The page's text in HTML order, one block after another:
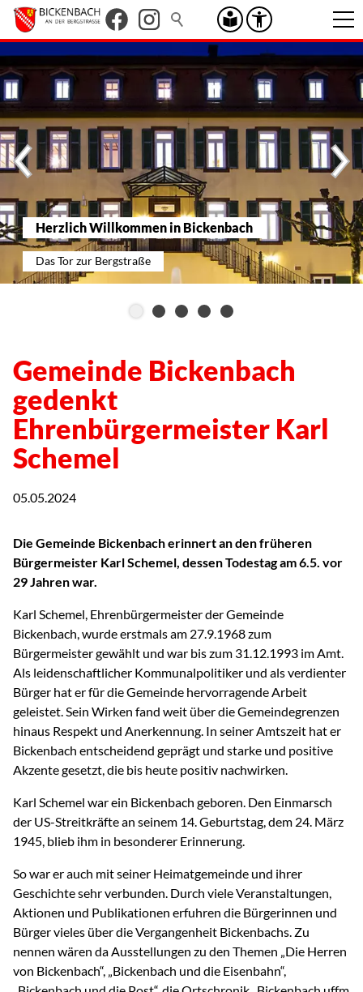
Herzlich Willkommen in Bickenbach
Das Tor zur Bergstraße
Gemeinde Bickenbach
gedenkt
Ehrenbürgermeister Karl
Schemel
05.05.2024
Die Gemeinde Bickenbach erinnert an den früheren
Bürgermeister Karl Schemel, dessen Todestag am 6.5. vor
29 Jahren war.
Karl Schemel, Ehrenbürgermeister der Gemeinde
Bickenbach, wurde erstmals am 27.9.1968 zum
Bürgermeister gewählt und war bis zum 31.12.1993 im Amt.
Als leidenschaftlicher Kommunalpolitiker und als verdienter
Bürger hat er für die Gemeinde hervorragende Arbeit
geleistet. Sein Wirken fand weit über die Gemeindegrenzen
hinaus Respekt und Anerkennung. In seiner Amtszeit hat er
Bickenbach entscheidend geprägt und starke und positive
Akzente gesetzt, die bis heute positiv nachwirken.
Karl Schemel war ein Bickenbach geboren. Den Einmarsch
der US-Streitkräfte an seinem 14. Geburtstag, dem 24. März
1945, blieb ihm in besonderer Erinnerung.
So war er auch mit seiner Heimatgemeinde und ihrer
Geschichte sehr verbunden. Durch viele Veranstaltungen,
Aktionen und Publikationen erfuhren die Bürgerinnen und
Bürger vieles über die Vergangenheit Bickenbachs. Zu
nennen wären da Ausstellungen zu den Themen „Die Herren
von Bickenbach“, „Bickenbach und die Eisenbahn“,